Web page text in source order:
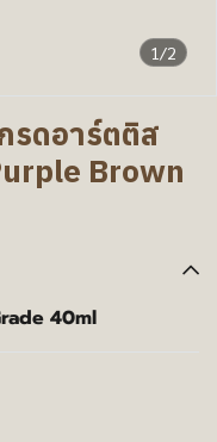
1/2
รดอาร์ตติส
Brown
40ml